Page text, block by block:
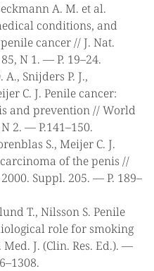
A. M. et al.
conditions, and
cancer // J. Nat.
N 1. — P. 19–24.
Snijders P. J.,
C. J. Penile cancer:
and prevention // World
2. — P.141–150.
S., Meijer C. J.
of the penis //
Suppl. 205. — P. 189–
T., Nilsson S. Penile
role for smoking
J. (Clin. Res. Ed.). —